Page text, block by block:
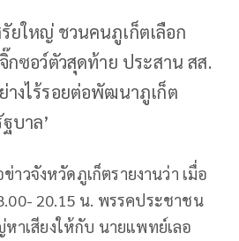
ยใหญ่ ชวนคนภูเก็ตเลือก
กซอว์ตัวสุดท้าย ประสาน สส.
างไร้รอยต่อพัฒนาภูเก็ต
บาล’
าวจังหวัดภูเก็ตรายงานว่า เมื่อ
20.15 น. พรรคประชาชน
าเสียงให้กับ นายแพทย์เลอ